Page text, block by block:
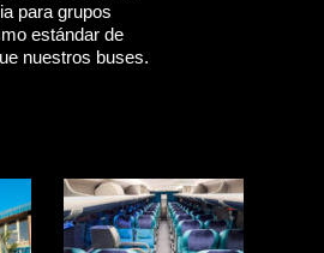
para grupos
estándar de
nuestros buses.